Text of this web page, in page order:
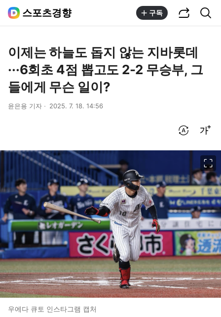
스포츠경향 구독
이제는 하늘도 돕지 않는 지바롯데
···6회초 4점 뽑고도 2-2 무승부, 그
들에게 무슨 일이?
윤은용 기자 2025. 7. 18. 14:56
우에다 큐토 인스타그램 캡처